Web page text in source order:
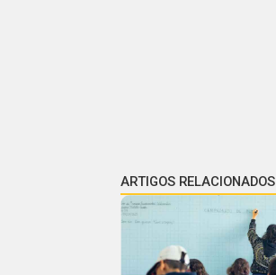
ARTIGOS RELACIONADOS